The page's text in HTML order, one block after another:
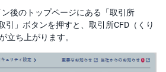
後のトップページにある「取引所
引」ボタンを押すと、取引所CFD（くり
立ち上がります。